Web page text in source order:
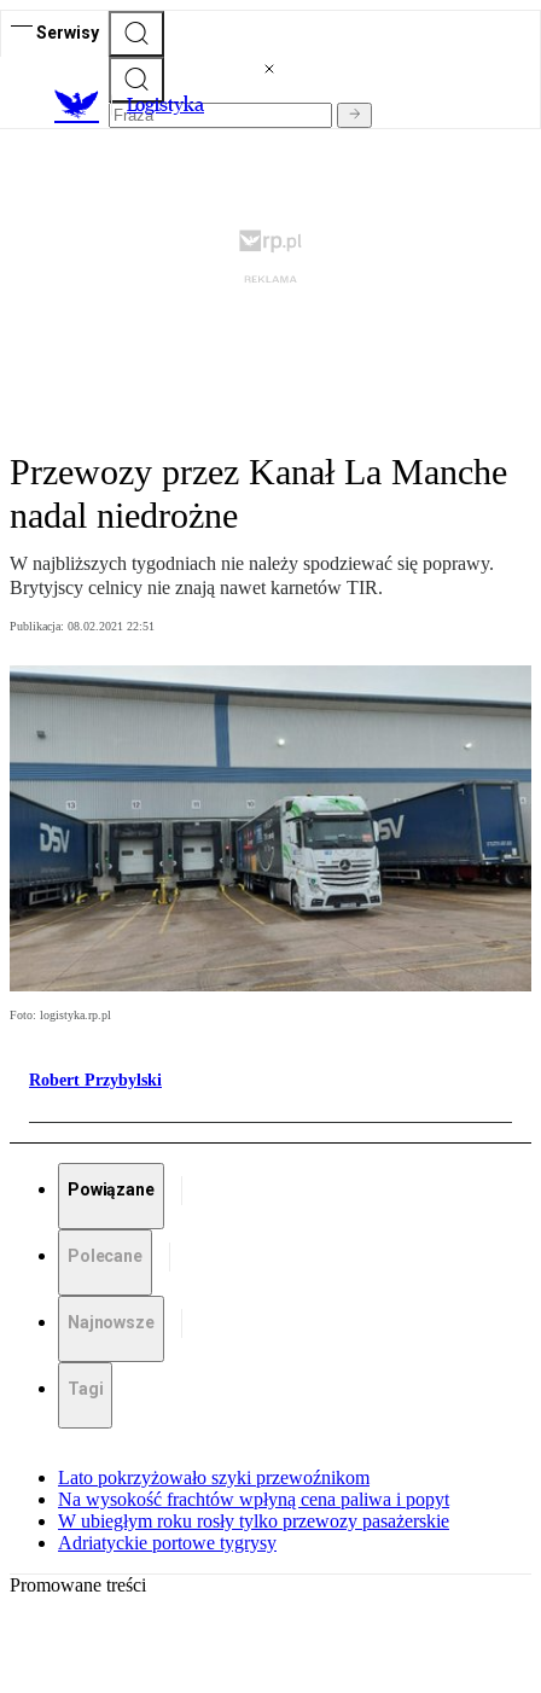
Serwisy
Logistyka
Przewozy przez Kanał La Manche
nadal niedrożne
W najbliższych tygodniach nie należy spodziewać się poprawy.
Brytyjscy celnicy nie znają nawet karnetów TIR.
Publikacja: 08.02.2021 22:51
Foto: logistyka.rp.pl
Robert Przybylski
Powiązane
Polecane
Najnowsze
Tagi
Lato pokrzyżowało szyki przewoźnikom
Na wysokość frachtów wpłyną cena paliwa i popyt
W ubiegłym roku rosły tylko przewozy pasażerskie
Adriatyckie portowe tygrysy
Promowane treści